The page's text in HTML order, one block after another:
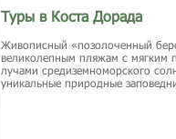
Туры в Коста Дорада
Живописный «позолоченный
великолепным пляжам с мягким
лучами средиземноморского
уникальные природные